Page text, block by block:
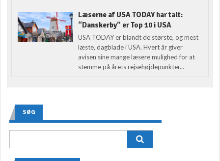
Læserne af USA TODAY har talt:
“Danskerby” er Top 10 i USA
USA TODAY er blandt de største, og mest
læste, dagblade i USA. Hvert år giver
avisen sine mange læsere mulighed for at
stemme på årets rejsehøjdepunkter...
SØG